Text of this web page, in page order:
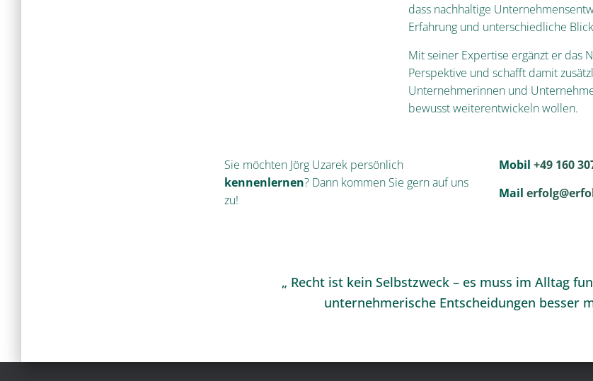
dass nachhaltige
Erfahrung und unterschiedliche
Mit seiner Expertise ergänzt er das
Perspektive und schafft damit
Unternehmerinnen und
bewusst weiterentwickeln wollen.
Sie möchten Jörg Uzarek persönlich
kennenlernen? Dann kommen Sie gern auf uns
zu!
Mobil+49 160
Mail
„ Recht ist kein Selbstzweck – es muss im Alltag
unternehmerische Entscheidungen besser